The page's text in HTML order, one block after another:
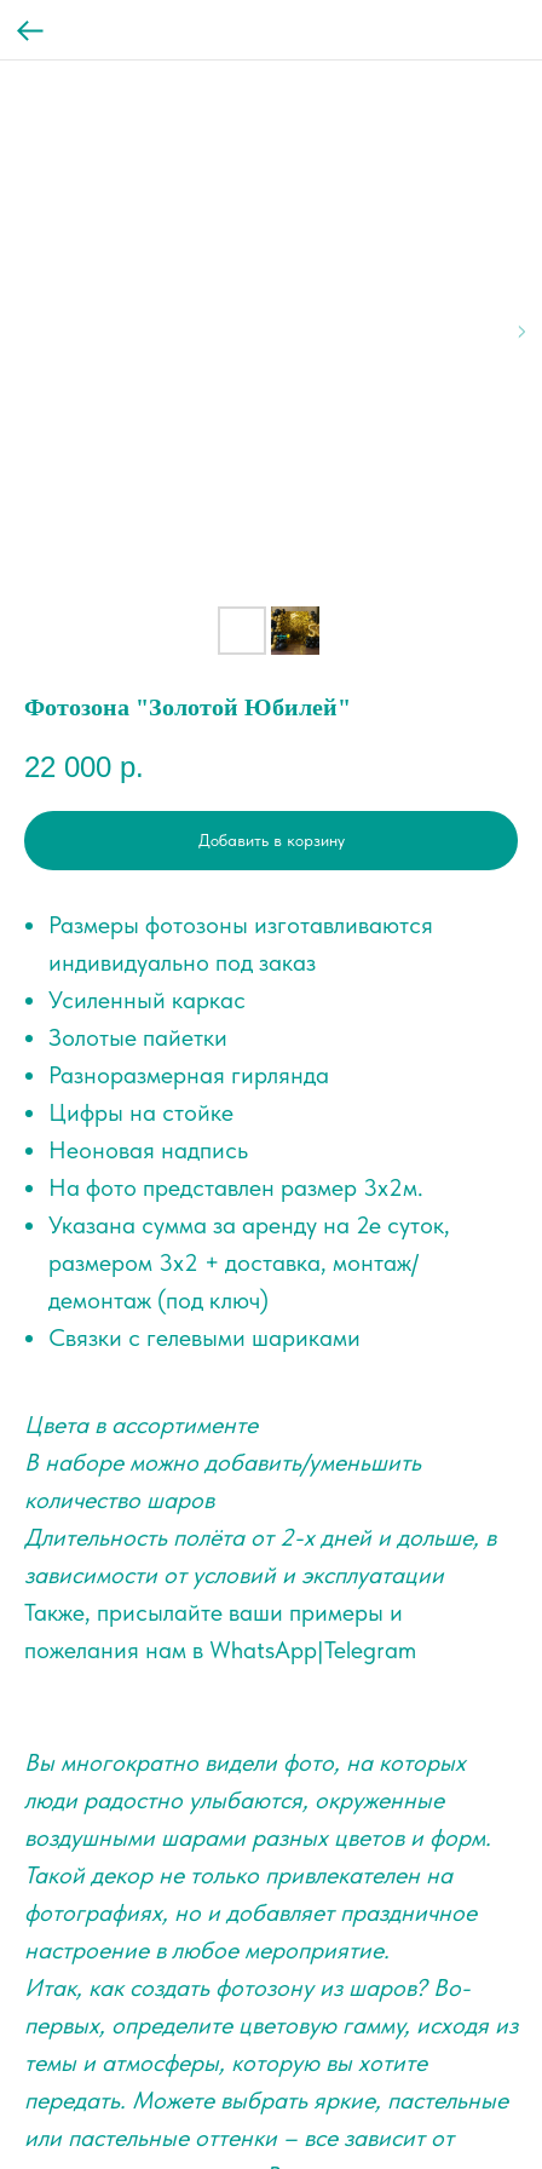
Фотозона "Золотой Юбилей"
22 000 р.
Добавить в корзину
Размеры фотозоны изготавливаются
индивидуально под заказ
Усиленный каркас
Золотые пайетки
Разноразмерная гирлянда
Цифры на стойке
Неоновая надпись
На фото представлен размер 3х2м.
Указана сумма за аренду на 2е суток,
размером 3х2 + доставка, монтаж/
демонтаж (под ключ)
Связки с гелевыми шариками
Цвета в ассортименте
В наборе можно добавить/уменьшить
количество шаров
Длительность полёта от 2-х дней и дольше, в
зависимости от условий и эксплуатации
Также, присылайте ваши примеры и
пожелания нам в WhatsApp|Telegram
Вы многократно видели фото, на которых
люди радостно улыбаются, окруженные
воздушными шарами разных цветов и форм.
Такой декор не только привлекателен на
фотографиях, но и добавляет праздничное
настроение в любое мероприятие.
Итак, как создать фотозону из шаров? Во-
первых, определите цветовую гамму, исходя из
темы и атмосферы, которую вы хотите
передать. Можете выбрать яркие, пастельные
или пастельные оттенки – все зависит от